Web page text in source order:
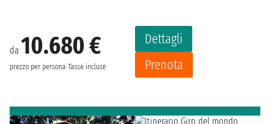
da 10.680 €
prezzo per persona Tasse incluse
Dettagli
Prenota